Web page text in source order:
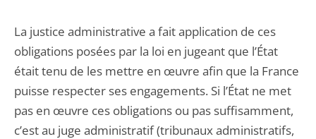
La justice administrative a fait application de ces
obligations posées par la loi en jugeant que l’État
était tenu de les mettre en œuvre afin que la France
puisse respecter ses engagements. Si l’État ne met
pas en œuvre ces obligations ou pas suffisamment,
c’est au juge administratif (tribunaux administratifs,